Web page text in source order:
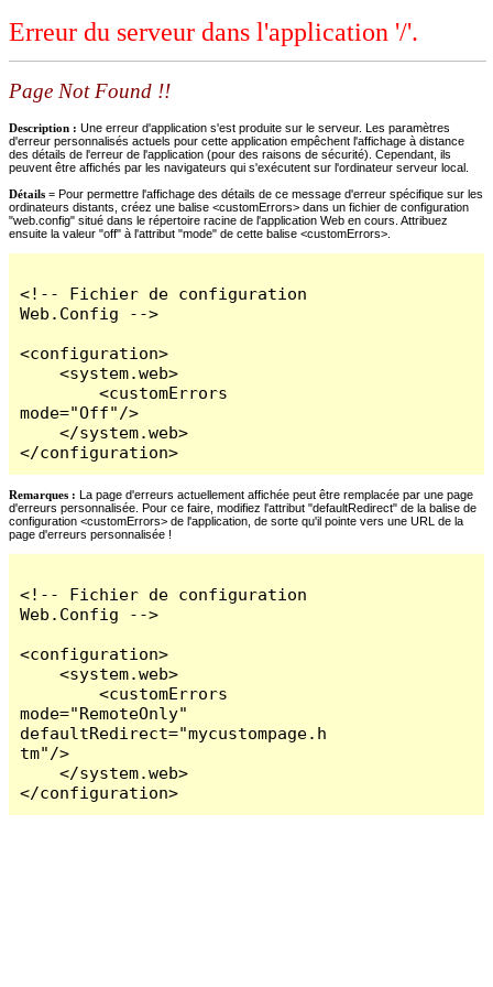
Erreur du serveur dans l'application '/'.
Page Not Found !!
Description : Une erreur d'application s'est produite sur le serveur. Les paramètres
d'erreur personnalisés actuels pour cette application empêchent l'affichage à distance
des détails de l'erreur de l'application (pour des raisons de sécurité). Cependant, ils
peuvent être affichés par les navigateurs qui s'exécutent sur l'ordinateur serveur local.
Détails = Pour permettre l'affichage des détails de ce message d'erreur spécifique sur les
ordinateurs distants, créez une balise <customErrors> dans un fichier de configuration
"web.config" situé dans le répertoire racine de l'application Web en cours. Attribuez
ensuite la valeur "off" à l'attribut "mode" de cette balise <customErrors>.
<!-- Fichier de configuration
Web.Config -->
<configuration>
    <system.web>
        <customErrors
mode="Off"/>
    </system.web>
</configuration>
Remarques : La page d'erreurs actuellement affichée peut être remplacée par une page
d'erreurs personnalisée. Pour ce faire, modifiez l'attribut "defaultRedirect" de la balise de
configuration <customErrors> de l'application, de sorte qu'il pointe vers une URL de la
page d'erreurs personnalisée !
<!-- Fichier de configuration
Web.Config -->
<configuration>
    <system.web>
        <customErrors
mode="RemoteOnly"
defaultRedirect="mycustompage.h
tm"/>
    </system.web>
</configuration>